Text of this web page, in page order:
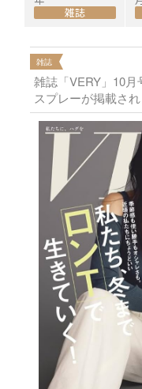
雑誌
雑誌
雑誌「VERY」10
スプレーが掲載され